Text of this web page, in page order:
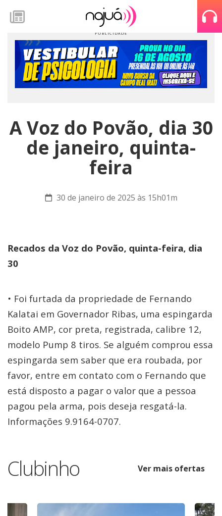
A Voz do Povão, dia 30
de janeiro, quinta-
feira
30 de janeiro de 2025 às 15h01m
Recados da Voz do Povão, quinta-feira, dia
30
• Foi furtada da propriedade de Fernando
Kalatai em Governador Ribas, uma espingarda
Boito AMP, cor preta, registrada, calibre 12,
modelo Pump 8 tiros. Se alguém comprou essa
espingarda sem saber que era roubada, por
favor, entre em contato com o Fernando que
está disposto a pagar o valor que a pessoa
pagou pela arma, pois deseja resgatá-la.
Informações 9.9164-0707.
Clubinho Ver mais ofertas